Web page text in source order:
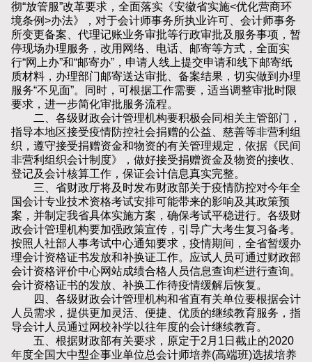
彻“放管服”改革要求，全面落实《安徽省实施<优化营商环
境条例>办法》，对于会计师事务所执业许可、会计师事务
所变更备案、代理记账业务审批等行政审批及服务事项，暂
停现场办理服务，改用网络、电话、邮寄等方式，全面实
行“网上办”和“邮寄办”，申请人线上提交申请和线下邮寄纸
质材料，办理部门邮寄送达审批、备案结果，切实做到办理
服务“不见面”。同时，可根据工作需要，适当调整审批时限
要求，进一步简化审批服务流程。
二、各级财政会计管理机构要积极会同相关主管部门，
指导本地区接受疫情防控社会捐赠的公益、慈善等非营利组
织，遵守接受捐赠资金和物资的有关管理规定，依据《民间
非营利组织会计制度》，做好接受捐赠资金及物资的接收、
登记及会计核算工作，保证会计信息真实完整。
三、省财政厅将及时发布财政部关于疫情防控对今年全
国会计专业技术资格考试安排可能带来的影响及其政策预
案，并制定我省具体实施方案，确保考试平稳进行。各级财
政会计管理机构要加强政策宣传，引导广大考生复习备考。
按照人社部人事考试中心通知要求，疫情期间，全省暂缓办
理会计资格证书发放和补换证工作。应试人员可通过财政部
会计资格评价中心网站成绩合格人员信息查询栏进行查询。
会计资格证书的发放、补换工作待疫情缓解后恢复。
四、各级财政会计管理机构和省直有关单位要根据会计
人员需求，提供更加灵活、便捷、优质的继续教育服务，指
导会计人员通过网校补学以往年度的会计继续教育。
五、根据财政部有关要求，原定于2月1日截止的2020
年度全国大中型企事业单位总会计师培养(高端班)选拔培养